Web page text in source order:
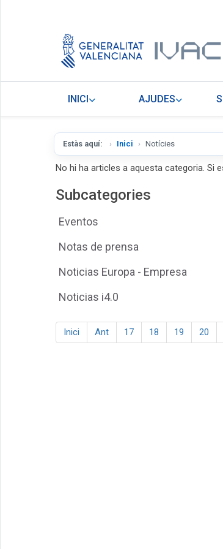
INICI AJUDES
Estàs aquí: Inici Notícies
No hi ha articles a aquesta categoria. Si
Subcategories
Eventos
Notas de prensa
Noticias Europa - Empresa
Noticias i4.0
Inici Ant 17 18 19 20